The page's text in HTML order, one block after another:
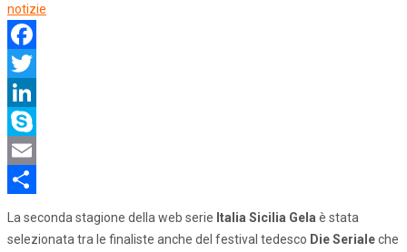
notizie
Facebook
Twitter
LinkedIn
Skype
Email
La seconda stagione della web serie Italia Sicilia Gela è stata
selezionata tra le finaliste anche del festival tedesco Die Serialeche